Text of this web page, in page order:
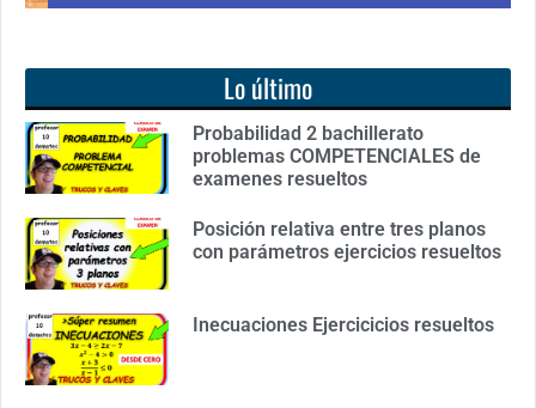
Lo último
Probabilidad 2 bachillerato
problemas COMPETENCIALES de
examenes resueltos
Posición relativa entre tres planos
con parámetros ejercicios resueltos
Inecuaciones Ejercicicios resueltos